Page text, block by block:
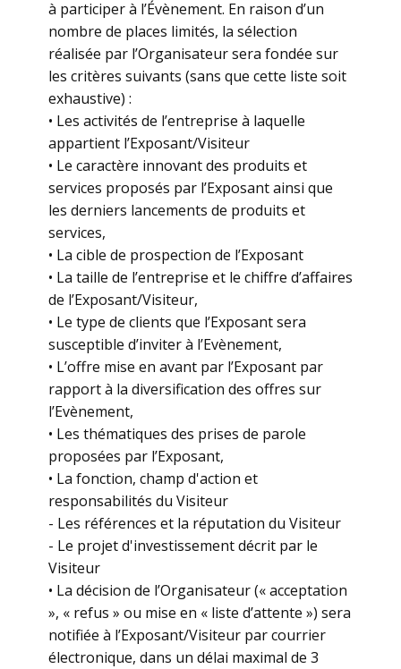
à participer à l’Évènement. En raison d’un
nombre de places limités, la sélection
réalisée par l’Organisateur sera fondée sur
les critères suivants (sans que cette liste soit
exhaustive) :
• Les activités de l’entreprise à laquelle
appartient l’Exposant/Visiteur
• Le caractère innovant des produits et
services proposés par l’Exposant ainsi que
les derniers lancements de produits et
services,
• La cible de prospection de l’Exposant
• La taille de l’entreprise et le chiffre d’affaires
de l’Exposant/Visiteur,
• Le type de clients que l’Exposant sera
susceptible d’inviter à l’Evènement,
• L’offre mise en avant par l’Exposant par
rapport à la diversification des offres sur
l’Evènement,
• Les thématiques des prises de parole
proposées par l’Exposant,
• La fonction, champ d'action et
responsabilités du Visiteur
- Les références et la réputation du Visiteur
- Le projet d'investissement décrit par le
Visiteur
• La décision de l’Organisateur (« acceptation
», « refus » ou mise en « liste d’attente ») sera
notifiée à l’Exposant/Visiteur par courrier
électronique, dans un délai maximal de 3